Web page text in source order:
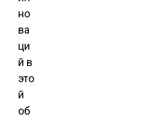
но
ва
ци
й в
это
й
об